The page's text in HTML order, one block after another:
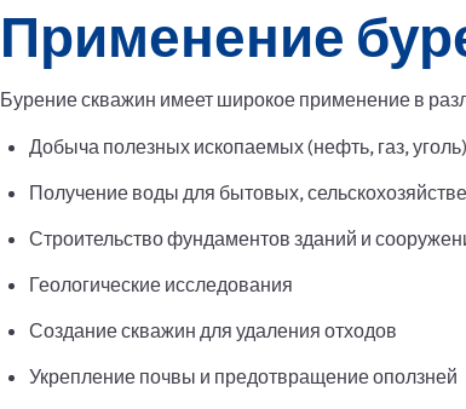
Применение
Бурение скважин имеет широкое применение в
Добыча полезных ископаемых (нефть, газ, уголь)
Получение воды для бытовых,
Строительство фундаментов зданий и
Геологические исследования
Создание скважин для удаления отходов
Укрепление почвы и предотвращение оползней